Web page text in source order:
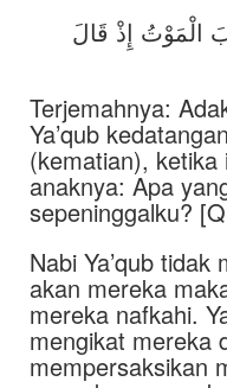
الْمَوْتُ إِذْ قَالَ
Terjemahnya:
Ya’qub
(kematian),
anaknya: Apa
sepeninggalku?
Nabi Ya’qub
akan mereka
mereka nafkahi.
mengikat mereka
mempersaksikan